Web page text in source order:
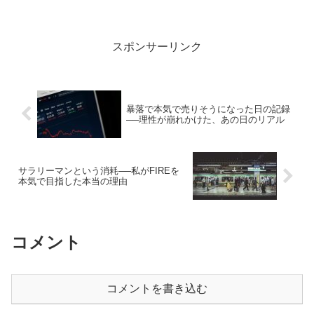
スポンサーリンク
暴落で本気で売りそうになった日の記録
──理性が崩れかけた、あの日のリアル
サラリーマンという消耗──私がFIREを
本気で目指した本当の理由
コメント
コメントを書き込む